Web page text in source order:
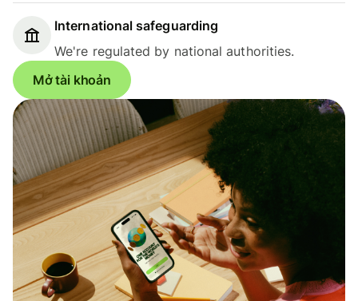
International safeguarding
We're regulated by national authorities.
Mở tài khoản